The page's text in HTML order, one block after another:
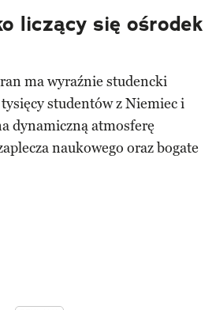
liczący się ośrodek
ma wyraźnie studencki
studentów z Niemiec i
dynamiczną atmosferę
naukowego oraz bogate